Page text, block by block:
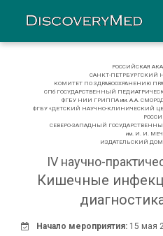
РОССИЙСКАЯ
САНКТ-ПЕТРБУРГСКИЙ
КОМИТЕТ ПО ЗДРАВООХРАНЕНИЮ
СПб ГОСУДАРСТВЕННЫЙ
ФГБУ НИИ ГРИППА им. А.А.
ФГБУ «ДЕТСКИЙ НАУЧНО-КЛИНИЧЕСКИЙ
СЕВЕРО-ЗАПАДНЫЙ
им. И. И.
ИЗДАТЕЛЬСКИЙ ДОМ
IV научно-
Кишечные
Начало мероприятия: 15 мая